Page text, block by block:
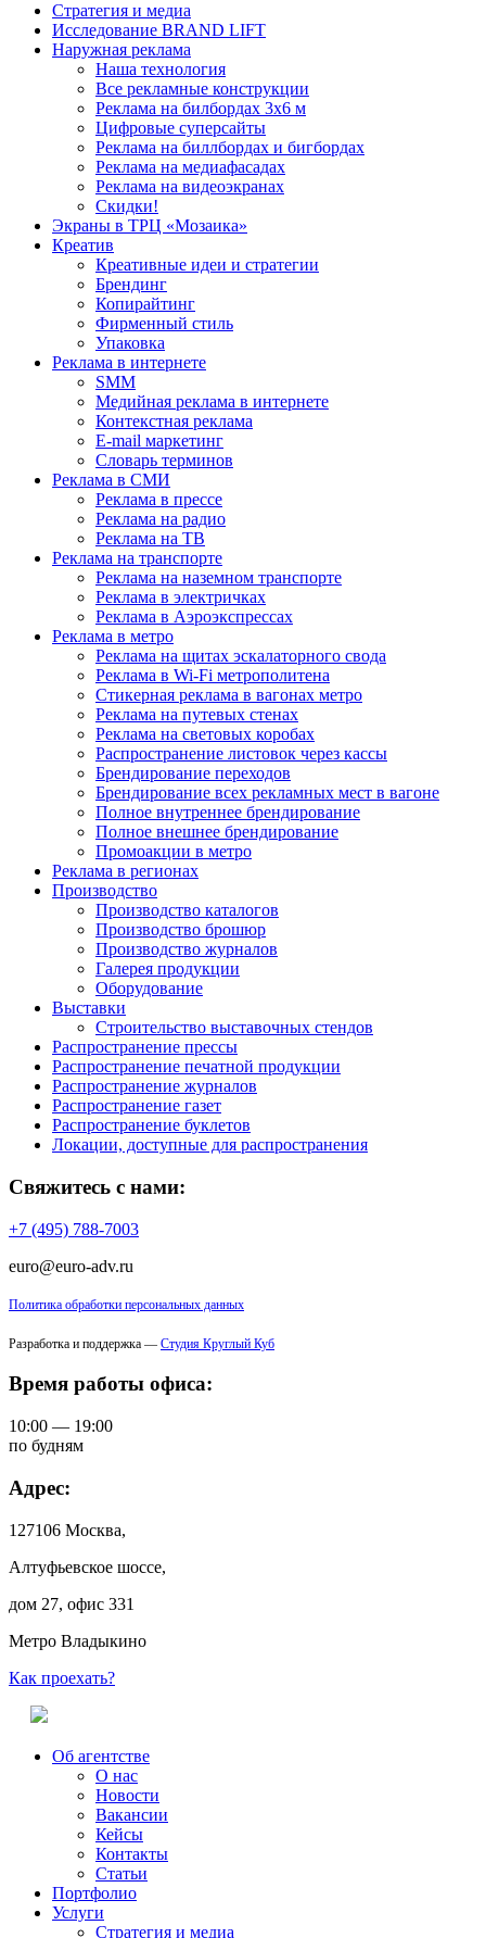
Стратегия и медиа
Исследование BRAND LIFT
Наружная реклама
Наша технология
Все рекламные конструкции
Реклама на билбордах 3х6 м
Цифровые суперсайты
Реклама на биллбордах и бигбордах
Реклама на медиафасадах
Реклама на видеоэкранах
Скидки!
Экраны в ТРЦ «Мозаика»
Креатив
Креативные идеи и стратегии
Брендинг
Копирайтинг
Фирменный стиль
Упаковка
Реклама в интернете
SMM
Медийная реклама в интернете
Контекстная реклама
E-mail маркетинг
Словарь терминов
Реклама в СМИ
Реклама в прессе
Реклама на радио
Реклама на ТВ
Реклама на транспорте
Реклама на наземном транспорте
Реклама в электричках
Реклама в Аэроэкспрессах
Реклама в метро
Реклама на щитах эскалаторного свода
Реклама в Wi-Fi метрополитена
Стикерная реклама в вагонах метро
Реклама на путевых стенах
Реклама на световых коробах
Распространение листовок через кассы
Брендирование переходов
Брендирование всех рекламных мест в вагоне
Полное внутреннее брендирование
Полное внешнее брендирование
Промоакции в метро
Реклама в регионах
Производство
Производство каталогов
Производство брошюр
Производство журналов
Галерея продукции
Оборудование
Выставки
Строительство выставочных стендов
Распространение прессы
Распространение печатной продукции
Распространение журналов
Распространение газет
Распространение буклетов
Локации, доступные для распространения
Свяжитесь с нами:
+7 (495) 788-7003
euro@euro-adv.ru
Политика обработки персональных данных
Разработка и поддержка — Студия Круглый Куб
Время работы офиса:
10:00 — 19:00
по будням
Адрес:
127106 Москва,
Алтуфьевское шоссе,
дом 27, офис 331
Метро Владыкино
Как проехать?
Об агентстве
О нас
Новости
Вакансии
Кейсы
Контакты
Статьи
Портфолио
Услуги
Стратегия и медиа